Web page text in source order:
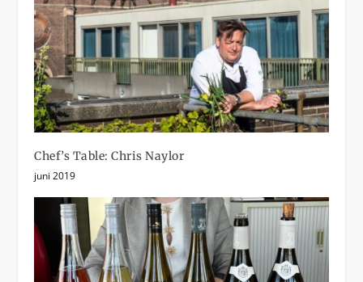
Chef’s Table: Chris Naylor
juni 2019